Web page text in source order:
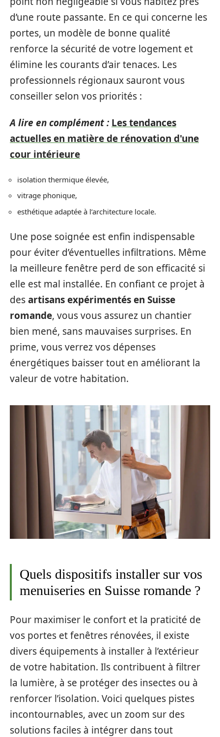
d’une route passante. En ce qui concerne les
portes, un modèle de bonne qualité
renforce la sécurité de votre logement et
élimine les courants d’air tenaces. Les
professionnels régionaux sauront vous
conseiller selon vos priorités :
A lire en complément : Les tendances
actuelles en matière de rénovation d'une
cour intérieure
isolation thermique élevée,
vitrage phonique,
esthétique adaptée à l’architecture locale.
Une pose soignée est enfin indispensable
pour éviter d’éventuelles infiltrations. Même
la meilleure fenêtre perd de son efficacité si
elle est mal installée. En confiant ce projet à
desartisans expérimentés en Suisse
romande, vous vous assurez un chantier
bien mené, sans mauvaises surprises. En
prime, vous verrez vos dépenses
énergétiques baisser tout en améliorant la
valeur de votre habitation.
Quels dispositifs installer sur vos
menuiseries en Suisse romande ?
Pour maximiser le confort et la praticité de
vos portes et fenêtres rénovées, il existe
divers équipements à installer à l’extérieur
de votre habitation. Ils contribuent à filtrer
la lumière, à se protéger des insectes ou à
renforcer l’isolation. Voici quelques pistes
incontournables, avec un zoom sur des
solutions faciles à intégrer dans tout